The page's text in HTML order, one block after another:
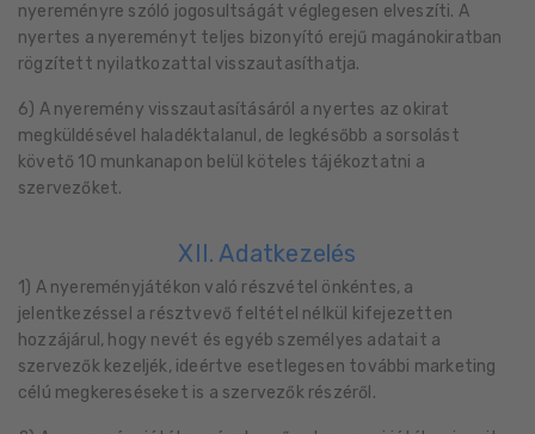
nyereményre szóló jogosultságát véglegesen elveszíti. A
nyertes a nyereményt teljes bizonyító erejű magánokiratban
rögzített nyilatkozattal visszautasíthatja.
6) A nyeremény visszautasításáról a nyertes az okirat
megküldésével haladéktalanul, de legkésőbb a sorsolást
követő 10 munkanapon belül köteles tájékoztatni a
szervezőket.
XII. Adatkezelés
1) A nyereményjátékon való részvétel önkéntes, a
jelentkezéssel a résztvevő feltétel nélkül kifejezetten
hozzájárul, hogy nevét és egyéb személyes adatait a
szervezők kezeljék, ideértve esetlegesen további marketing
célú megkereséseket is a szervezők részéről.